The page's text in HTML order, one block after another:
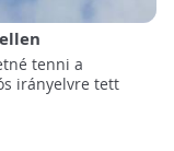
tenni a
irányelvre tett